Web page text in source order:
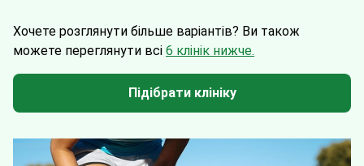
Хочете розглянути більше варіантів? Ви також
можете переглянути всі 6 клінік нижче.
Підібрати клініку